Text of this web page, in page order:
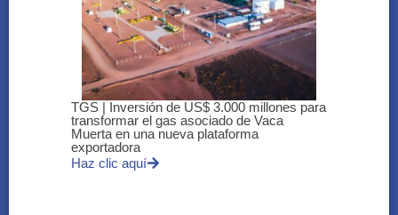
TGS | Inversión de US$ 3.000 millones para
transformar el gas asociado de Vaca
Muerta en una nueva plataforma
exportadora
Haz clic aquí